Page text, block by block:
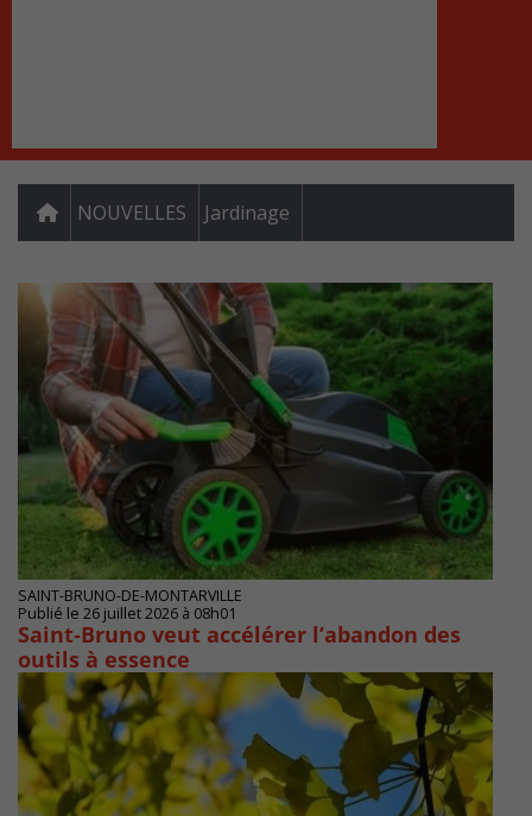
NOUVELLES Jardinage
SAINT-BRUNO-DE-MONTARVILLE
Publié le 26 juillet 2026 à 08h01
Saint‑Bruno veut accélérer l’abandon des
outils à essence